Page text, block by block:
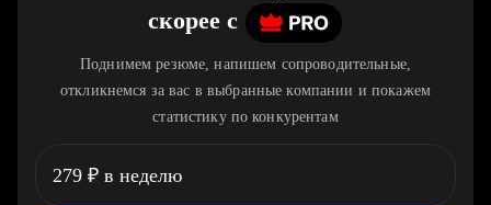
скорее c
Поднимем резюме, напишем сопроводительные,
откликнемся за вас в выбранные компании и покажем
статистику по конкурентам
279 ₽ в неделю